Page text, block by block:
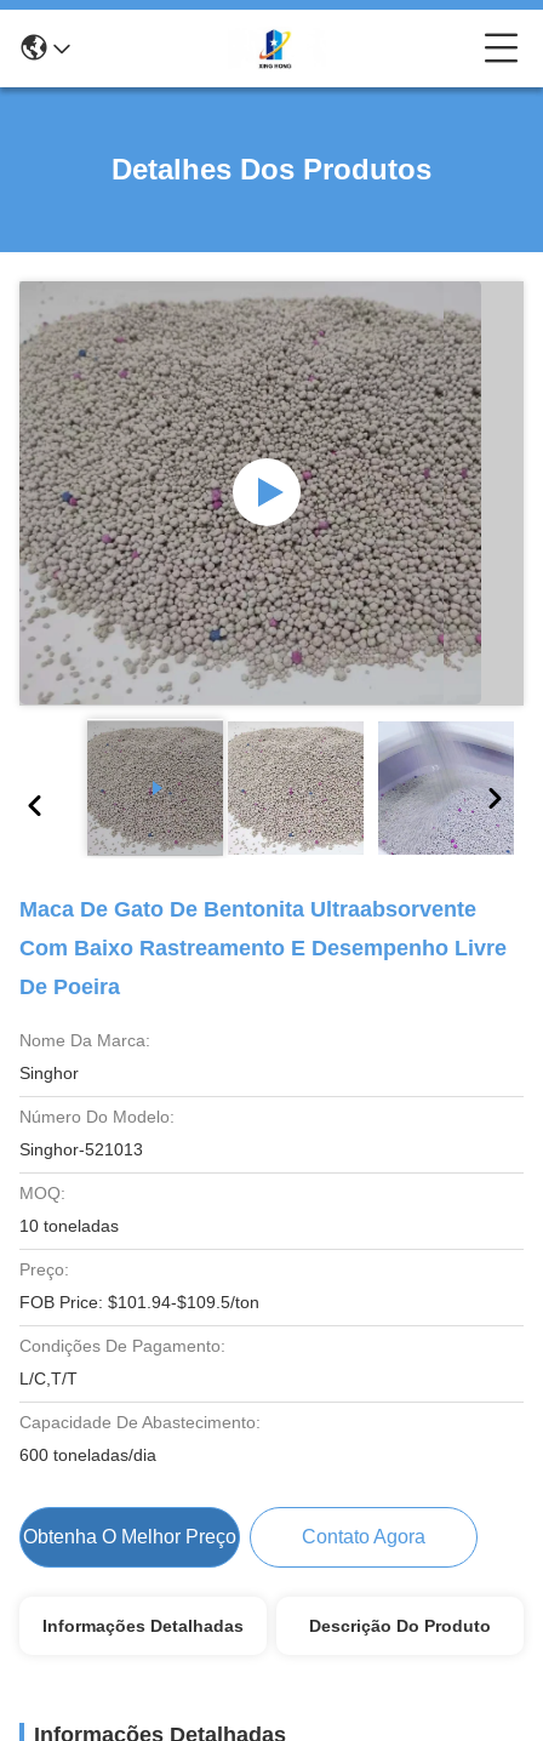
Detalhes Dos Produtos
Maca De Gato De Bentonita Ultraabsorvente
Com Baixo Rastreamento E Desempenho Livre
De Poeira
Nome Da Marca:
Singhor
Número Do Modelo:
Singhor-521013
MOQ:
10 toneladas
Preço:
FOB Price: $101.94-$109.5/ton
Condições De Pagamento:
L/C,T/T
Capacidade De Abastecimento:
600 toneladas/dia
Obtenha O Melhor Preço Contato Agora
Informações Detalhadas Descrição Do Produto
Informações Detalhadas